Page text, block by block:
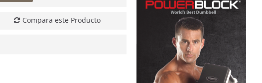
Compara este Producto